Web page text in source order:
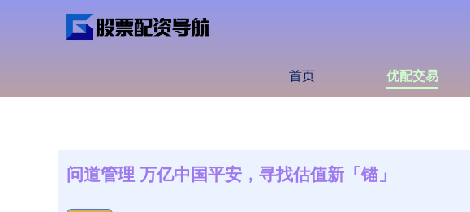
首页 优配交易
问道管理 万亿中国平安，寻找估值新「锚」